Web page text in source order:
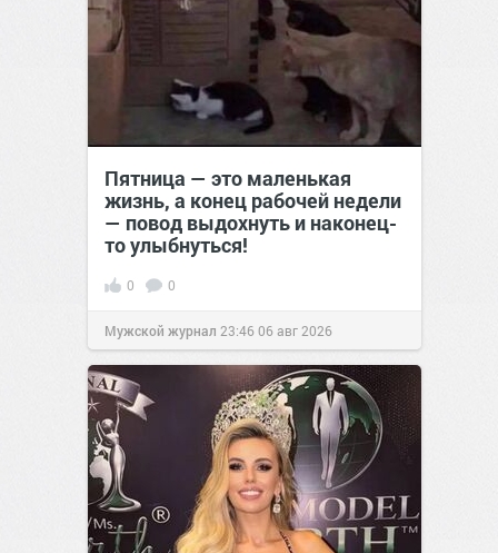
Пятница — это маленькая
жизнь, а конец рабочей недели
— повод выдохнуть и наконец-
то улыбнуться!
0 0
Мужской журнал 23:4606 авг 2026